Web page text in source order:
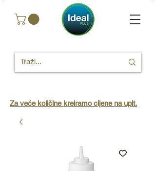
Za veće količine kreiramo cijene na upit.